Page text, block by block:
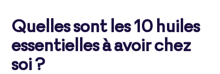
Quelles sont les 10 huiles
essentielles à avoir chez
soi ?